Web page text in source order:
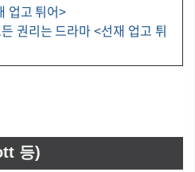
업고 튀어>
권리는 드라마 <선재 업고 튀
등)